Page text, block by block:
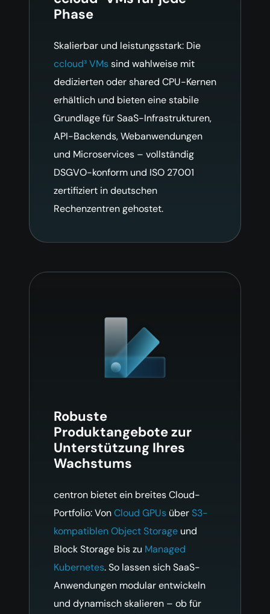
Phase
Skalierbar und leistungsstark: Die
ccloud³ VMssind wahlweise mit
dedizierten oder shared CPU-Kernen
erhältlich und bieten eine stabile
Grundlage für SaaS-Infrastrukturen,
API-Backends, Webanwendungen
und Microservices – vollständig
DSGVO-konform und ISO 27001
zertifiziert in deutschen
Rechenzentren gehostet.
Robuste
Produktangebote zur
Unterstützung Ihres
Wachstums
centron bietet ein breites Cloud-
Portfolio: VonCloud GPUs überS3-
kompatiblen Object Storage und
Block Storage bis zu Managed
Kubernetes. So lassen sich SaaS-
Anwendungen modular entwickeln
und dynamisch skalieren – ob für